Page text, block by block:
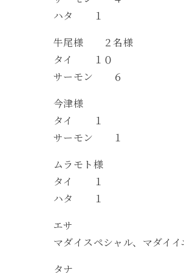
ハタ １
牛尾様 ２名様
タイ １０
サーモン ６
今津様
タイ １
サーモン １
ムラモト様
タイ １
ハタ １
エサ
マダイスペシャル、マダイ
タナ